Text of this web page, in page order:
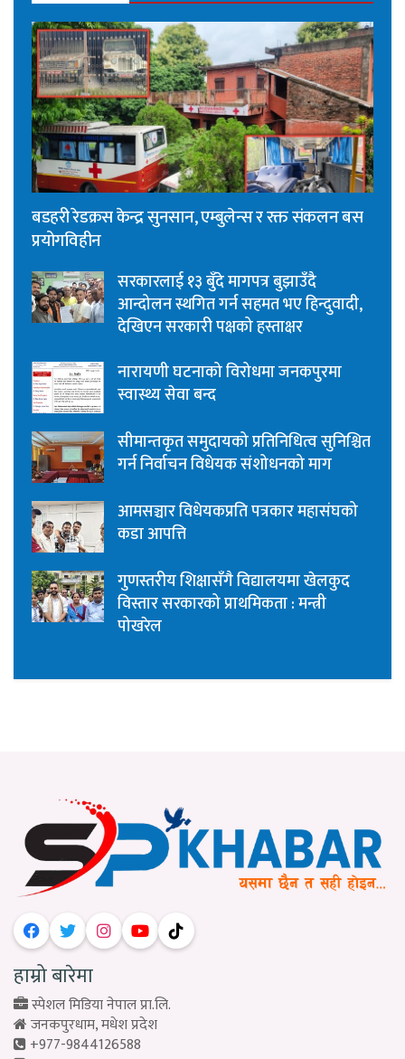
बडहरी रेडक्रस केन्द्र सुनसान, एम्बुलेन्स र रक्त संकलन बस
प्रयोगविहीन
सरकारलाई १३ बुँदे मागपत्र बुझाउँदै
आन्दोलन स्थगित गर्न सहमत भए हिन्दुवादी,
देखिएन सरकारी पक्षको हस्ताक्षर
नारायणी घटनाको विरोधमा जनकपुरमा
स्वास्थ्य सेवा बन्द
सीमान्तकृत समुदायको प्रतिनिधित्व सुनिश्चित
गर्न निर्वाचन विधेयक संशोधनको माग
आमसञ्चार विधेयकप्रति पत्रकार महासंघको
कडा आपत्ति
गुणस्तरीय शिक्षासँगै विद्यालयमा खेलकुद
विस्तार सरकारको प्राथमिकता : मन्त्री
पोखरेल
हाम्रो बारेमा
स्पेशल मिडिया नेपाल प्रा.लि.
जनकपुरधाम, मधेश प्रदेश
+977-9844126588